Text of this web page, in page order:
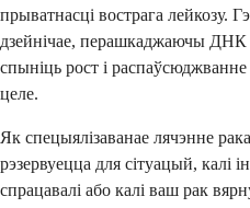
прыватнасці вострага лейкозу.
дзейнічае, перашкаджаючы ДНК
спыніць рост і
целе.
Як спецыялізаванае лячэнне
рэзервуецца для сітуацый, калі
спрацавалі або калі ваш рак